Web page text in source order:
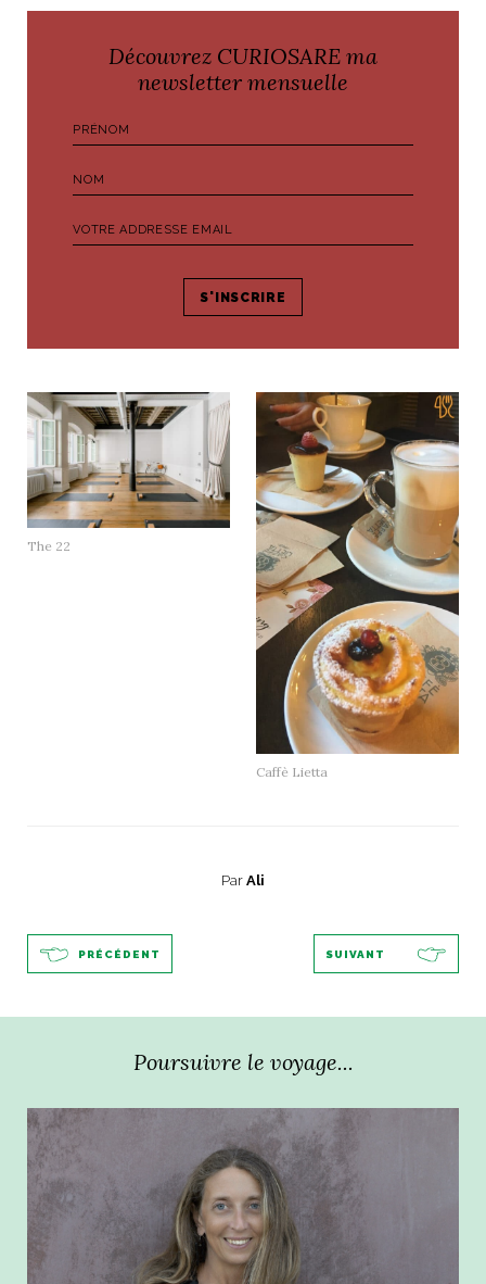
Découvrez CURIOSARE ma
newsletter mensuelle
The 22
Caffè Lietta
Par Ali
PRÉCÉDENT SUIVANT
Poursuivre le voyage...